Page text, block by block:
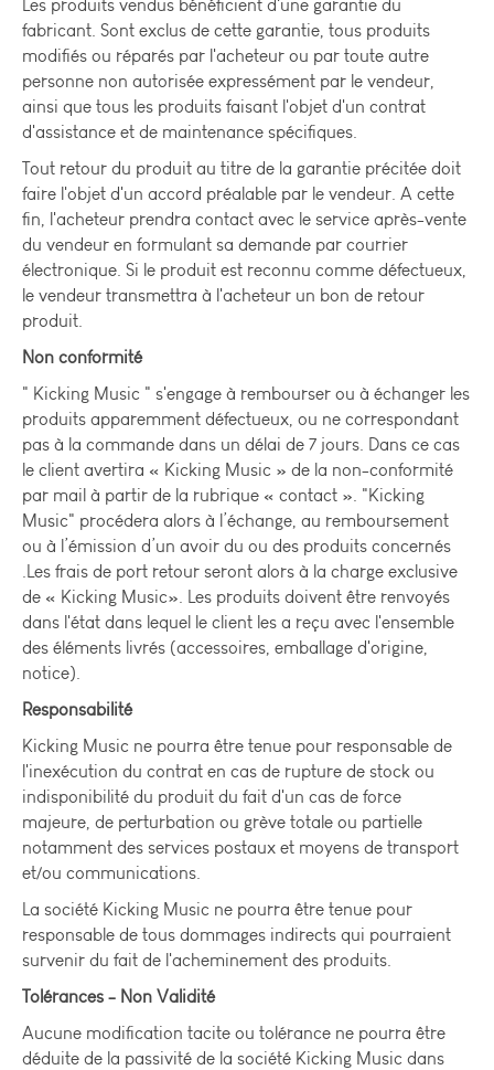
Les produits vendus bénéficient d'une garantie du
fabricant. Sont exclus de cette garantie, tous produits
modifiés ou réparés par l'acheteur ou par toute autre
personne non autorisée expressément par le vendeur,
ainsi que tous les produits faisant l'objet d'un contrat
d'assistance et de maintenance spécifiques.
Tout retour du produit au titre de la garantie précitée doit
faire l'objet d'un accord préalable par le vendeur. A cette
fin, l'acheteur prendra contact avec le service après-vente
du vendeur en formulant sa demande par courrier
électronique. Si le produit est reconnu comme défectueux,
le vendeur transmettra à l'acheteur un bon de retour
produit.
Non conformité
" Kicking Music " s'engage à rembourser ou à échanger les
produits apparemment défectueux, ou ne correspondant
pas à la commande dans un délai de 7 jours. Dans ce cas
le client avertira « Kicking Music » de la non-conformité
par mail à partir de la rubrique « contact ». "Kicking
Music" procédera alors à l’échange, au remboursement
ou à l’émission d’un avoir du ou des produits concernés
.Les frais de port retour seront alors à la charge exclusive
de « Kicking Music». Les produits doivent être renvoyés
dans l'état dans lequel le client les a reçu avec l'ensemble
des éléments livrés (accessoires, emballage d'origine,
notice).
Responsabilité
Kicking Music ne pourra être tenue pour responsable de
l'inexécution du contrat en cas de rupture de stock ou
indisponibilité du produit du fait d'un cas de force
majeure, de perturbation ou grève totale ou partielle
notamment des services postaux et moyens de transport
et/ou communications.
La société Kicking Music ne pourra être tenue pour
responsable de tous dommages indirects qui pourraient
survenir du fait de l'acheminement des produits.
Tolérances - Non Validité
Aucune modification tacite ou tolérance ne pourra être
déduite de la passivité de la société Kicking Music dans